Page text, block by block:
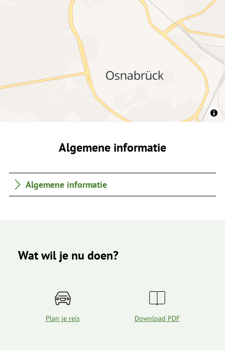
Algemene informatie
Algemene informatie
Wat wil je nu doen?
Plan je reis Download PDF